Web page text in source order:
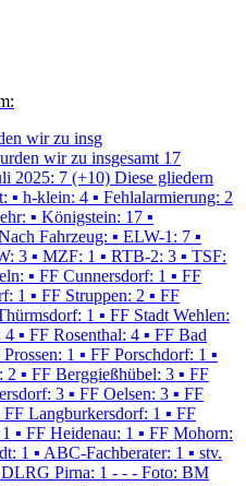
wir zu insg